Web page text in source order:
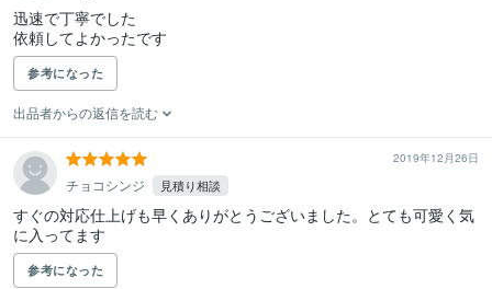
迅速で丁寧でした
依頼してよかったです
参考になった
出品者からの返信を読む
2019年12月26日
チョコシンジ 見積り相談
すぐの対応仕上げも早くありがとうございました。とても可愛く気
に入ってます
参考になった